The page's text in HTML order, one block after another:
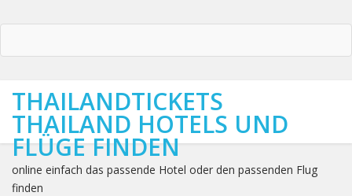
THAILANDTICKETS
THAILAND HOTELS UND
FLÜGE FINDEN
online einfach das passende Hotel oder den passenden Flug
finden